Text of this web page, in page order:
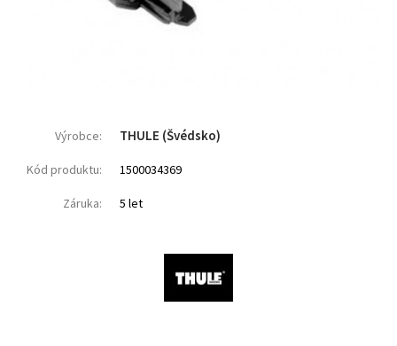
Výrobce: THULE (Švédsko)
Kód produktu: 1500034369
Záruka: 5 let